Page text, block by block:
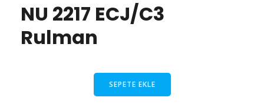
NU 2217 ECJ/C3
Rulman
SEPETE EKLE